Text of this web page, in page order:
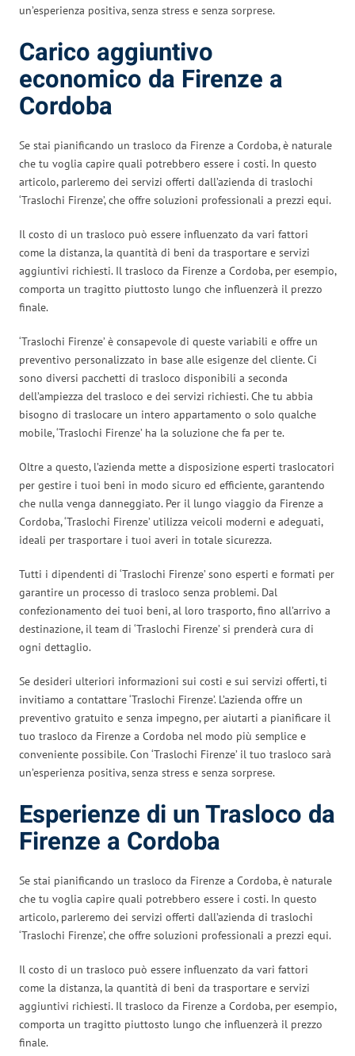
un’esperienza positiva, senza stress e senza sorprese.
Carico aggiuntivo
economico da Firenze a
Cordoba
Se stai pianificando un trasloco da Firenze a Cordoba, è naturale
che tu voglia capire quali potrebbero essere i costi. In questo
articolo, parleremo dei servizi offerti dall’azienda di traslochi
‘Traslochi Firenze’, che offre soluzioni professionali a prezzi equi.
Il costo di un trasloco può essere influenzato da vari fattori
come la distanza, la quantità di beni da trasportare e servizi
aggiuntivi richiesti. Il trasloco da Firenze a Cordoba, per esempio,
comporta un tragitto piuttosto lungo che influenzerà il prezzo
finale.
‘Traslochi Firenze’ è consapevole di queste variabili e offre un
preventivo personalizzato in base alle esigenze del cliente. Ci
sono diversi pacchetti di trasloco disponibili a seconda
dell’ampiezza del trasloco e dei servizi richiesti. Che tu abbia
bisogno di traslocare un intero appartamento o solo qualche
mobile, ‘Traslochi Firenze’ ha la soluzione che fa per te.
Oltre a questo, l’azienda mette a disposizione esperti traslocatori
per gestire i tuoi beni in modo sicuro ed efficiente, garantendo
che nulla venga danneggiato. Per il lungo viaggio da Firenze a
Cordoba, ‘Traslochi Firenze’ utilizza veicoli moderni e adeguati,
ideali per trasportare i tuoi averi in totale sicurezza.
Tutti i dipendenti di ‘Traslochi Firenze’ sono esperti e formati per
garantire un processo di trasloco senza problemi. Dal
confezionamento dei tuoi beni, al loro trasporto, fino all’arrivo a
destinazione, il team di ‘Traslochi Firenze’ si prenderà cura di
ogni dettaglio.
Se desideri ulteriori informazioni sui costi e sui servizi offerti, ti
invitiamo a contattare ‘Traslochi Firenze’. L’azienda offre un
preventivo gratuito e senza impegno, per aiutarti a pianificare il
tuo trasloco da Firenze a Cordoba nel modo più semplice e
conveniente possibile. Con ‘Traslochi Firenze’ il tuo trasloco sarà
un’esperienza positiva, senza stress e senza sorprese.
Esperienze di un Trasloco da
Firenze a Cordoba
Se stai pianificando un trasloco da Firenze a Cordoba, è naturale
che tu voglia capire quali potrebbero essere i costi. In questo
articolo, parleremo dei servizi offerti dall’azienda di traslochi
‘Traslochi Firenze’, che offre soluzioni professionali a prezzi equi.
Il costo di un trasloco può essere influenzato da vari fattori
come la distanza, la quantità di beni da trasportare e servizi
aggiuntivi richiesti. Il trasloco da Firenze a Cordoba, per esempio,
comporta un tragitto piuttosto lungo che influenzerà il prezzo
finale.